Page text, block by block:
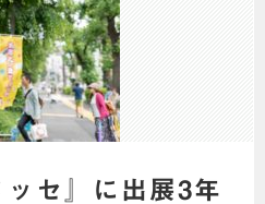
ッセ』に出展3年